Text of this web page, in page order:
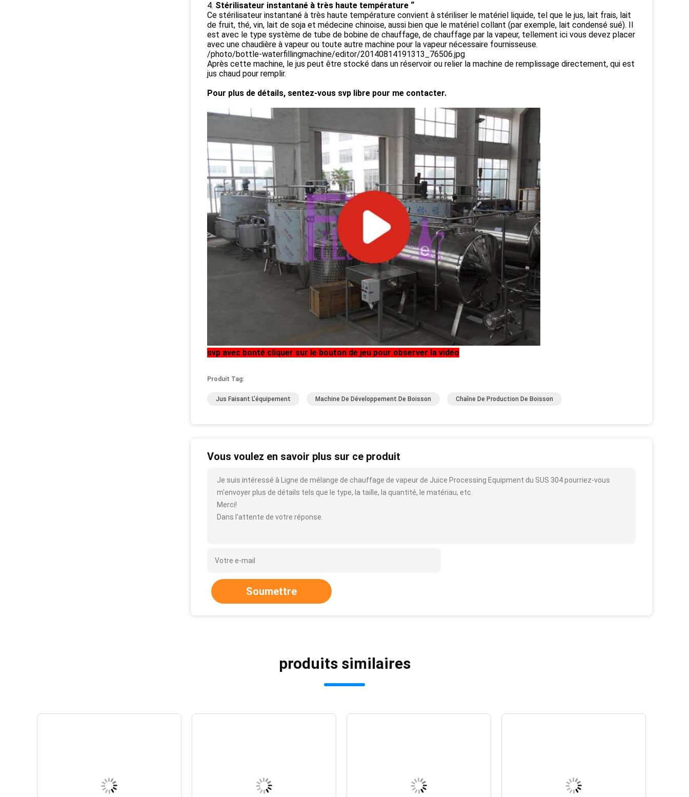
4. Stérilisateur instantané à très haute température “
Ce stérilisateur instantané à très haute température convient à stériliser le matériel liquide, tel que le jus, lait frais, lait
de fruit, thé, vin, lait de soja et médecine chinoise, aussi bien que le matériel collant (par exemple, lait condensé sué). Il
est avec le type système de tube de bobine de chauffage, de chauffage par la vapeur, tellement ici vous devez placer
avec une chaudière à vapeur ou toute autre machine pour la vapeur nécessaire fournisseuse.
/photo/bottle-waterfillingmachine/editor/20140814191313_76506.jpg
Après cette machine, le jus peut être stocké dans un réservoir ou relier la machine de remplissage directement, qui est
jus chaud pour remplir.
Pour plus de détails, sentez-vous svp libre pour me contacter.
svp avec bonté cliquer sur le bouton de jeu pour observer la vidéo
Produit Tag:
Jus Faisant L'équipement Machine De Développement De Boisson Chaîne De Production De Boisson
Vous voulez en savoir plus sur ce produit
Je suis intéressé à Ligne de mélange de chauffage de vapeur de Juice Processing Equipment du SUS 304 pourriez-vous
m'envoyer plus de détails tels que le type, la taille, la quantité, le matériau, etc.
Merci!
Dans l'attente de votre réponse.
Soumettre
produits similaires